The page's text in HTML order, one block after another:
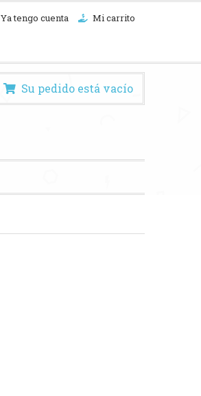
Ya tengo cuenta Mi carrito
Su pedido está vacío